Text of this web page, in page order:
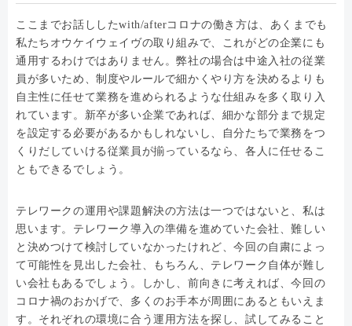
ここまでお話ししたwith/afterコロナの働き方は、あくまでも
私たちオウケイウェイヴの取り組みで、これがどの企業にも
通用するわけではありません。弊社の場合は中途入社の従業
員が多いため、制度やルールで細かくやり方を決めるよりも
自主性に任せて業務を進められるような仕組みを多く取り入
れています。新卒が多い企業であれば、細かな部分まで規定
を設定する必要があるかもしれないし、自分たちで業務をつ
くりだしていける従業員が揃っているなら、各人に任せるこ
ともできるでしょう。
テレワークの運用や課題解決の方法は一つではないと、私は
思います。テレワーク導入の準備を進めていた会社、難しい
と決めつけて検討していなかったけれど、今回の自粛によっ
て可能性を見出した会社、もちろん、テレワーク自体が難し
い会社もあるでしょう。しかし、前向きに考えれば、今回の
コロナ禍のおかげで、多くのお手本が周囲にあるともいえま
す。それぞれの環境に合う運用方法を探し、試してみること